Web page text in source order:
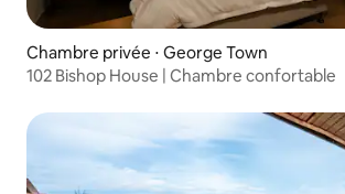
Chambre privée ⋅ George Town
102 Bishop House | Chambre confortable